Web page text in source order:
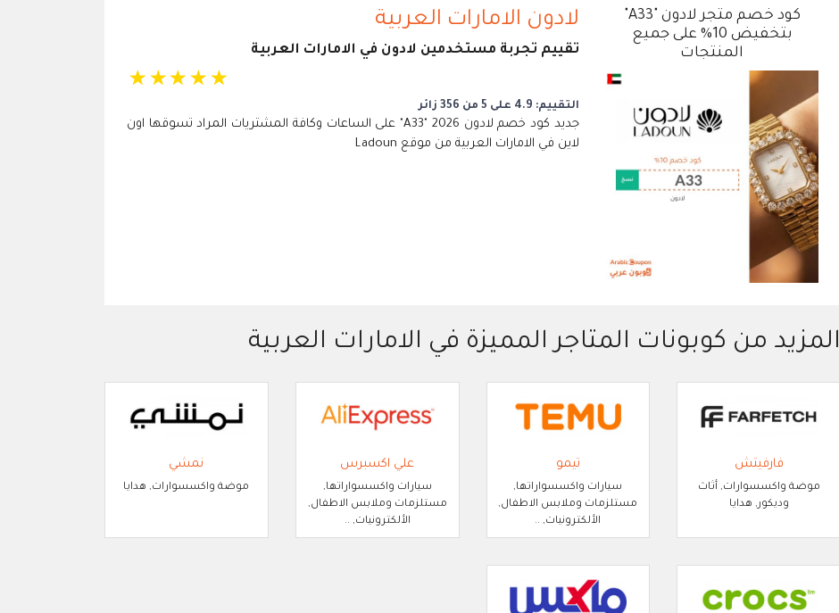
بتخفيض 10% على جميع
المنتجات
لادون الامارات العربية
تقييم تجربة مستخدمين لادون في الامارات العربية
☆ ☆☆ ☆ ☆
التقييم: 4.9 على 5 من 356 زائر
جديد كود خصم لادون 2026 "A33" على الساعات وكافة المشتريات المراد تسوقها اون
لاين في الامارات العربية من موقع Ladoun
المزيد من كوبونات المتاجر المميزة في الامارات العربية
فارفيتش
موضة واكسسوارات, أثاث
وديكور, هدايا
تيمو
سيارات واكسسواراتها,
مستلزمات وملابس الاطفال,
الألكترونيات, ..
علي اكسبرس
سيارات واكسسواراتها,
مستلزمات وملابس الاطفال,
الألكترونيات, ..
نمشي
موضة واكسسوارات, هدايا